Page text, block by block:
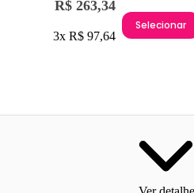
R$ 263,34
3x R$ 97,64
Selecionar